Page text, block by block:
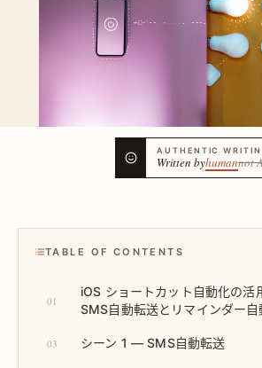
AUTHENTIC
Written byhumannot
TABLE OF CONTENTS
01
iOS ショートカット自動化の
SMS自動転送とリマインダー自
03 シーン 1 — SMS自動転送